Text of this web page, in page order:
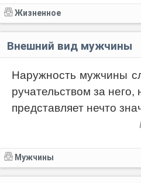
Жизненное
Внешний вид мужчины
Наружность мужчины
ручательством за
представляет нечто
Мужчины